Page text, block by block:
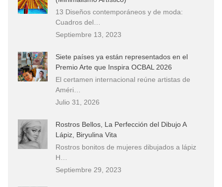
13 Diseños contemporáneos y de moda:
Cuadros del…
Septiembre 13, 2023
Siete países ya están representados en el
Premio Arte que Inspira OCBAL 2026
El certamen internacional reúne artistas de
Améri…
Julio 31, 2026
Rostros Bellos, La Perfección del Dibujo A
Lápiz, Biryulina Vita
Rostros bonitos de mujeres dibujados a lápiz
H…
Septiembre 29, 2023